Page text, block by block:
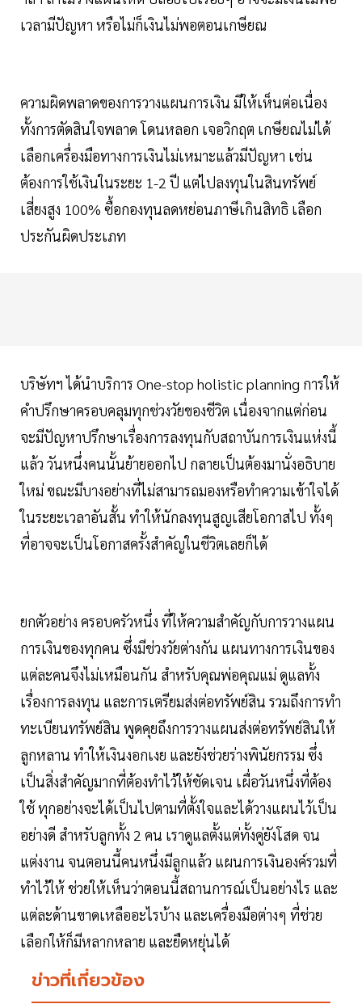
เวลามีปัญหา หรือไม่ก็เงินไม่พอตอนเกษียณ
ความผิดพลาดของการวางแผนการเงิน มีให้เห็นต่อเนื่อง
ทั้งการตัดสินใจพลาด โดนหลอก เจอวิกฤต เกษียณไม่ได้
เลือกเครื่องมือทางการเงินไม่เหมาะแล้วมีปัญหา เช่น
ต้องการใช้เงินในระยะ 1-2 ปี แต่ไปลงทุนในสินทรัพย์
เสี่ยงสูง 100% ซื้อกองทุนลดหย่อนภาษีเกินสิทธิ เลือก
ประกันผิดประเภท
บริษัทฯ ได้นำบริการ One-stop holistic planning การให้
คำปรึกษาครอบคลุมทุกช่วงวัยของชีวิต เนื่องจากแต่ก่อน
จะมีปัญหาปรึกษาเรื่องการลงทุนกับสถาบันการเงินแห่งนี้
แล้ว วันหนึ่งคนนั้นย้ายออกไป กลายเป็นต้องมานั่งอธิบาย
ใหม่ ขณะมีบางอย่างที่ไม่สามารถมองหรือทำความเข้าใจได้
ในระยะเวลาอันสั้น ทำให้นักลงทุนสูญเสียโอกาสไป ทั้งๆ
ที่อาจจะเป็นโอกาสครั้งสำคัญในชีวิตเลยก็ได้
ยกตัวอย่าง ครอบครัวหนึ่ง ที่ให้ความสำคัญกับการวางแผน
การเงินของทุกคน ซึ่งมีช่วงวัยต่างกัน แผนทางการเงินของ
แต่ละคนจึงไม่เหมือนกัน สำหรับคุณพ่อคุณแม่ ดูแลทั้ง
เรื่องการลงทุน และการเตรียมส่งต่อทรัพย์สิน รวมถึงการทำ
ทะเบียนทรัพย์สิน พูดคุยถึงการวางแผนส่งต่อทรัพย์สินให้
ลูกหลาน ทำให้เงินงอกเงย และยังช่วยร่างพินัยกรรม ซึ่ง
เป็นสิ่งสำคัญมากที่ต้องทำไว้ให้ชัดเจน เผื่อวันหนึ่งที่ต้อง
ใช้ ทุกอย่างจะได้เป็นไปตามที่ตั้งใจและได้วางแผนไว้เป็น
อย่างดี สำหรับลูกทั้ง 2 คน เราดูแลตั้งแต่ทั้งคู่ยังโสด จน
แต่งงาน จนตอนนี้คนหนึ่งมีลูกแล้ว แผนการเงินองค์รวมที่
ทำไว้ให้ ช่วยให้เห็นว่าตอนนี้สถานการณ์เป็นอย่างไร และ
แต่ละด้านขาดเหลืออะไรบ้าง และเครื่องมือต่างๆ ที่ช่วย
เลือกให้ก็มีหลากหลาย และยืดหยุ่นได้
ข่าวที่เกี่ยวข้อง